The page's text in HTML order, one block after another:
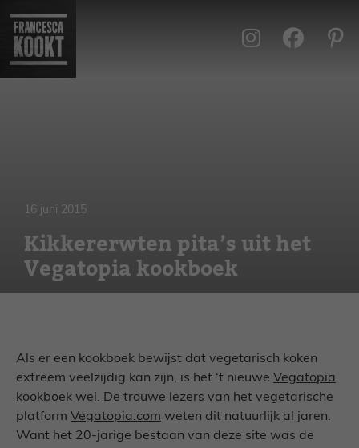
naar
inhoud
16 juni 2015
Kikkererwten pita’s uit het
Vegatopia kookboek
Als er een kookboek bewijst dat vegetarisch koken
extreem veelzijdig kan zijn, is het ‘t nieuwe Vegatopia
kookboek wel. De trouwe lezers van het vegetarische
platform Vegatopia.com weten dit natuurlijk al jaren.
Want het 20-jarige bestaan van deze site was de